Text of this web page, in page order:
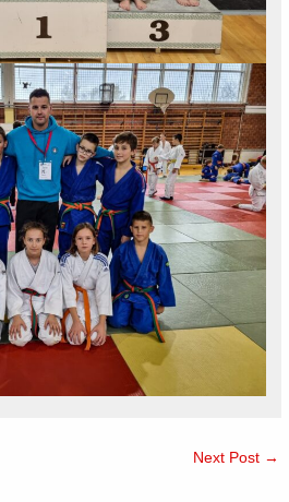
Next Post →